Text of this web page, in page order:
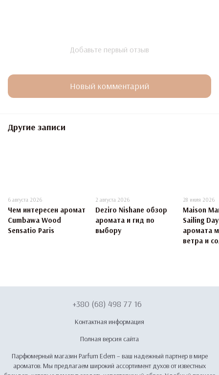
Добавьте первый отзыв
Новый комментарий
Другие записи
6 августа 2026
Чем интересен аромат
Cumbawa Wood
Sensatio Paris
2 августа 2026
Deziro Nishane обзор
аромата и гид по
выбору
28 июля 2026
Maison
Sailing
аромата
ветра и
+380 (68) 498 77 16
Контактная информация
Полная версия сайта
Парфюмерный магазин Parfum Edem – ваш надежный партнер в мире
ароматов. Мы предлагаем широкий ассортимент духов от известных